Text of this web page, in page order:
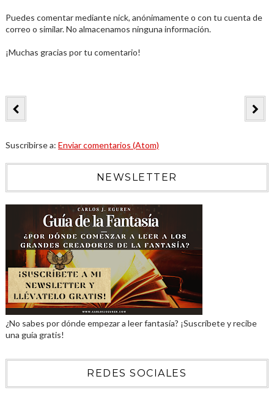
Puedes comentar mediante nick, anónimamente o con tu cuenta de
correo o similar. No almacenamos ninguna información.
¡Muchas gracias por tu comentario!
Suscribirse a: Enviar comentarios (Atom)
NEWSLETTER
¿No sabes por dónde empezar a leer fantasía? ¡Suscríbete y recibe
una guía gratis!
REDES SOCIALES